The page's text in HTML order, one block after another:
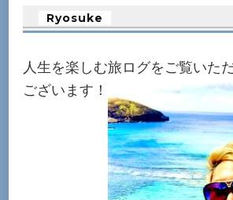
Ryosuke
人生を楽しむ旅ログをご覧いた
ございます！